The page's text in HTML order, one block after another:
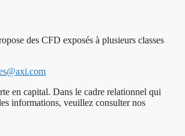
des CFD exposés à plusieurs classes
en capital. Dans le cadre relationnel qui
informations, veuillez consulter nos